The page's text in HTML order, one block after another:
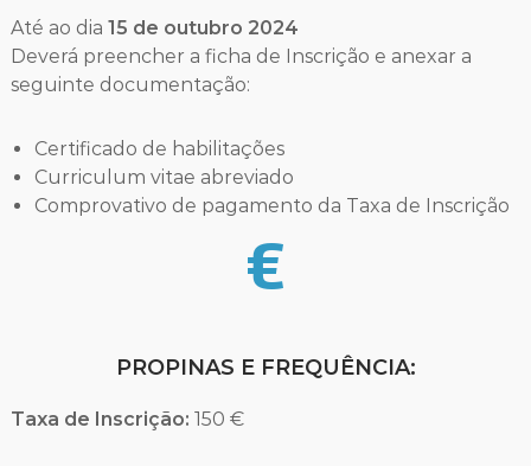
Até ao dia 15 de outubro 2024
Deverá preencher a ficha de Inscrição e anexar a
seguinte documentação:
Certificado de habilitações
Curriculum vitae abreviado
Comprovativo de pagamento da Taxa de Inscrição
PROPINAS E FREQUÊNCIA:
Taxa de Inscrição: 150 €